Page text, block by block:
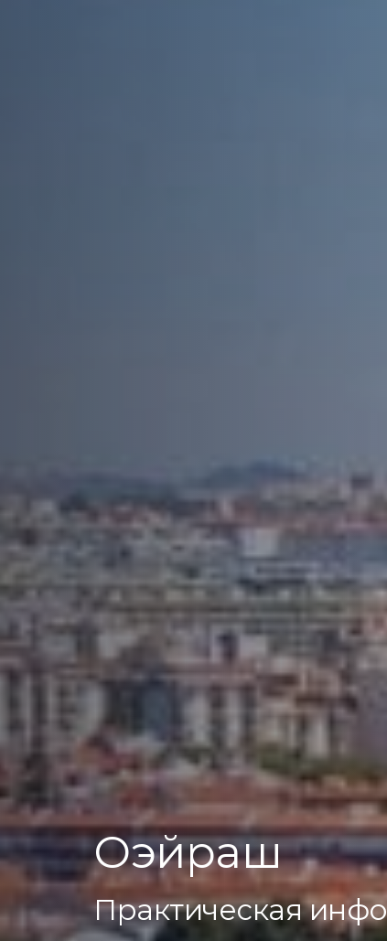
Оэйраш
Практическая